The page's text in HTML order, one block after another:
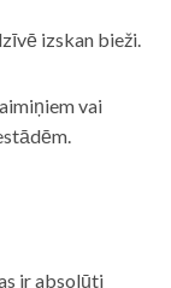
izskan bieži.
vai
ir absolūti